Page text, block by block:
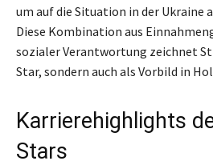
um auf die Situation in der Ukraine
Diese Kombination aus
sozialer Verantwortung zeichnet
Star, sondern auch als Vorbild in
Karrierehighlights
Stars